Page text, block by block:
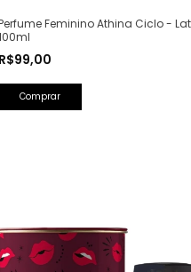
Feminino Athina Ciclo -
R$99,00